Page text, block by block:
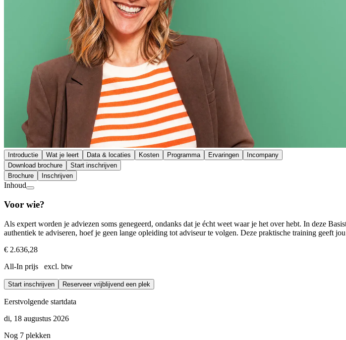
Introductie Wat je leert Data & locaties Kosten Programma Ervaringen
Incompany
Download brochure
Start inschrijven
Brochure
Inschrijven
Inhoud
Voor wie?
Als expert worden je adviezen soms genegeerd, ondanks dat je écht weet waar je het over hebt. In deze
authentiek te adviseren, hoef je geen lange opleiding tot adviseur te volgen. Deze praktische training geeft
€ 2.636,28
All-In prijs excl. btw
Start inschrijven Reserveer vrijblijvend een plek
Eerstvolgende startdata
di, 18 augustus 2026
Nog 7 plekken